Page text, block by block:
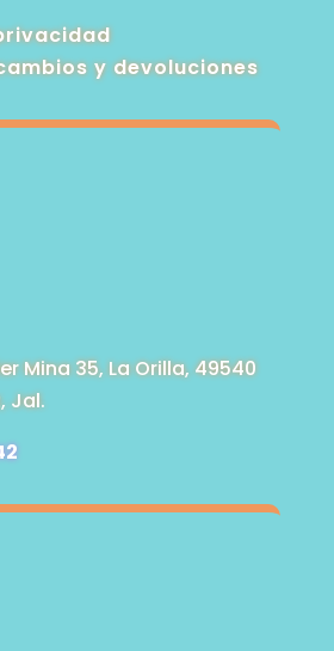
y devoluciones
Mina 35, La Orilla, 49540
Jal.